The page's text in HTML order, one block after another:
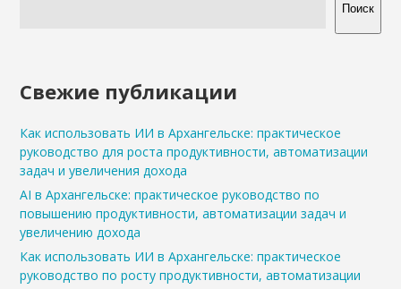
Поиск
Свежие публикации
Как использовать ИИ в Архангельске: практическое
руководство для роста продуктивности, автоматизации
задач и увеличения дохода
AI в Архангельске: практическое руководство по
повышению продуктивности, автоматизации задач и
увеличению дохода
Как использовать ИИ в Архангельске: практическое
руководство по росту продуктивности, автоматизации